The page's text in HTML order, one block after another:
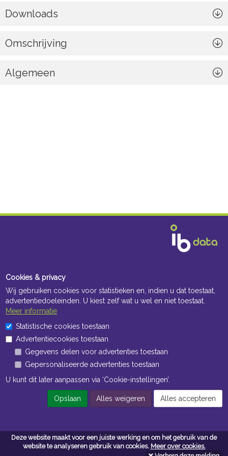
Deze website maakt voor een juiste werking en om het gebruik van de
website te analyseren gebruik van cookies. Meer over cookies.
Downloads
Omschrijving
Algemeen
Openingstijden Kantoor
ma t/m vr 8:30 uur tot 17:00 uur
Openingstijden Magazijn
ma t/m vr 7:00 uur tot 16:30 uur
Algemene voorwaarden
Cookies & privacy
Wij gebruiken cookies voor statistieken en, indien u dat toestaat,
advertentiedoeleinden. U kiest zelf wat u wel en niet toestaat.
Meer informatie
Statistische cookies toestaan
Advertentiecookies toestaan
Gegevens delen voor advertenties toestaan
Gepersonaliseerde advertenties toestaan
U kunt dit later aanpassen via ‘Cookie-instellingen’.
Opslaan Alles weigeren Alles accepteren